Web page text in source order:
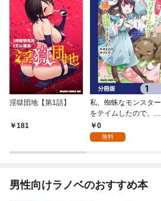
淫獄団地【第1話】
181
私、蜘蛛なモンスター
をテイムしたので、ス
パイダーシルクで裁縫
を頑張ります！【分冊
0
無料
男性向けラノベのおすすめ本